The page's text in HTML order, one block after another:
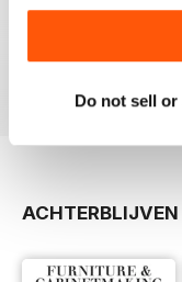
Do not sell
ACHTERBLIJVEN